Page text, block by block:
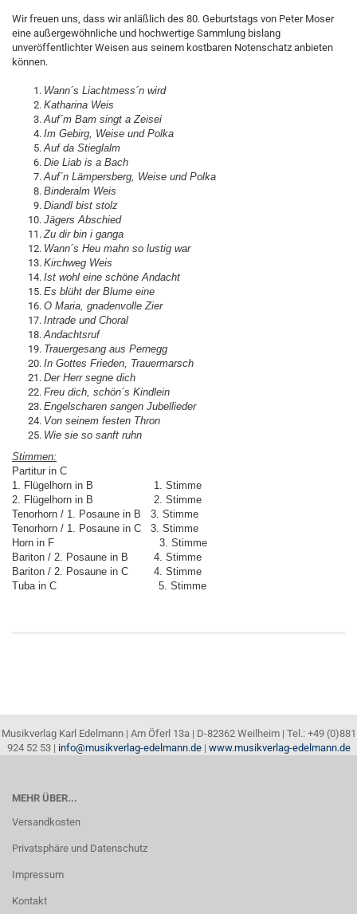
Wir freuen uns, dass wir anläßlich des 80. Geburtstags von Peter Moser
eine außergewöhnliche und hochwertige Sammlung bislang
unveröffentlichter Weisen aus seinem kostbaren Notenschatz anbieten
können.
Wann´s Liachtmess´n wird
Katharina Weis
Auf´m Bam singt a Zeisei
Im Gebirg, Weise und Polka
Auf da Stieglalm
Die Liab is a Bach
Auf´n Lämpersberg, Weise und Polka
Binderalm Weis
Diandl bist stolz
Jägers Abschied
Zu dir bin i ganga
Wann´s Heu mahn so lustig war
Kirchweg Weis
Ist wohl eine schöne Andacht
Es blüht der Blume eine
O Maria, gnadenvolle Zier
Intrade und Choral
Andachtsruf
Trauergesang aus Pernegg
In Gottes Frieden, Trauermarsch
Der Herr segne dich
Freu dich, schön´s Kindlein
Engelscharen sangen Jubellieder
Von seinem festen Thron
Wie sie so sanft ruhn
Stimmen:
Partitur in C
1. Flügelhorn in B 1. Stimme
2. Flügelhorn in B 2. Stimme
Tenorhorn / 1. Posaune in B 3. Stimme
Tenorhorn / 1. Posaune in C 3. Stimme
Horn in F 3. Stimme
Bariton / 2. Posaune in B 4. Stimme
Bariton / 2. Posaune in C 4. Stimme
Tuba in C 5. Stimme
Musikverlag Karl Edelmann | Am Öferl 13a | D-82362 Weilheim | Tel.: +49 (0)881
924 52 53 | info@musikverlag-edelmann.de| www.musikverlag-edelmann.de
MEHR ÜBER...
Versandkosten
Privatsphäre und Datenschutz
Impressum
Kontakt